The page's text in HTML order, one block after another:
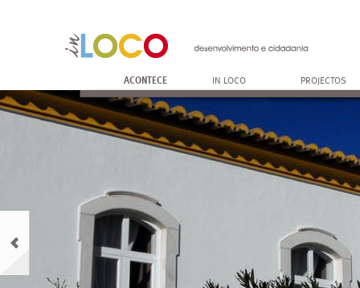
ACONTECE IN LOCO PROJECTOS